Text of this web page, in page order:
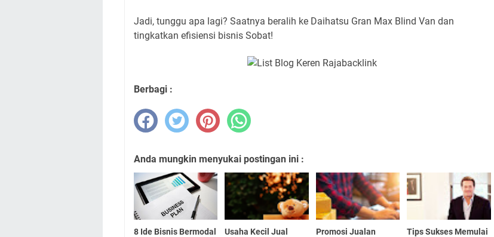
Jadi, tunggu apa lagi? Saatnya beralih ke Daihatsu Gran Max Blind Van dan
tingkatkan efisiensi bisnis Sobat!
Berbagi :
Anda mungkin menyukai postingan ini :
8 Ide Bisnis Bermodal
Usaha Kecil Jual
Promosi Jualan
Tips Sukses Memulai